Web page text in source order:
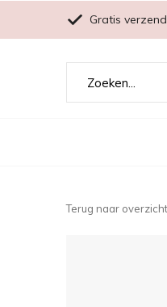
Gratis
Terug naar overzicht